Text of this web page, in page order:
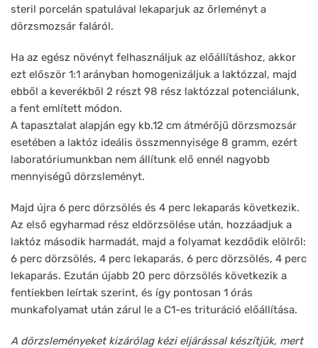
steril porcelán spatulával lekaparjuk az őrleményt a
dörzsmozsár faláról.
Ha az egész növényt felhasználjuk az előállításhoz, akkor
ezt először 1:1 arányban homogenizáljuk a laktózzal, majd
ebből a keverékből 2 részt 98 rész laktózzal potenciálunk,
a fent említett módon.
A tapasztalat alapján egy kb.12 cm átmérőjű dörzsmozsár
esetében a laktóz ideális összmennyisége 8 gramm, ezért
laboratóriumunkban nem állítunk elő ennél nagyobb
mennyiségű dörzsleményt.
Majd újra 6 perc dörzsölés és 4 perc lekaparás következik.
Az első egyharmad rész eldörzsölése után, hozzáadjuk a
laktóz második harmadát, majd a folyamat kezdődik elölről:
6 perc dörzsölés, 4 perc lekaparás, 6 perc dörzsölés, 4 perc
lekaparás. Ezután újabb 20 perc dörzsölés következik a
fentiekben leírtak szerint, és így pontosan 1 órás
munkafolyamat után zárul le a C1-es trituráció előállítása.
A dörzsleményeket kizárólag kézi eljárással készítjük, mert